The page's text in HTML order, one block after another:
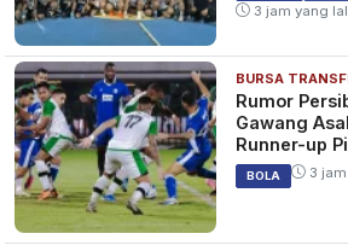
3 jam yang
BURSA
Rumor
Gawang
Runner-up
BOLA 3